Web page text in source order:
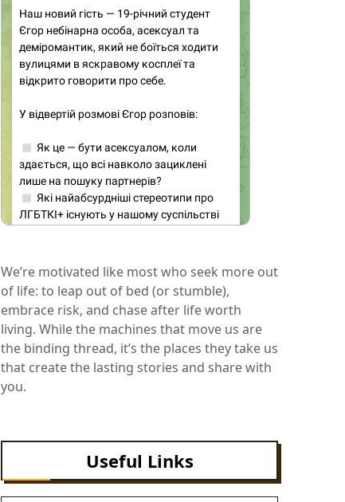
We’re motivated like most who seek more out
of life: to leap out of bed (or stumble),
embrace risk, and chase after life worth
living. While the machines that move us are
the binding thread, it’s the places they take us
that create the lasting stories and share with
you.
Useful Links